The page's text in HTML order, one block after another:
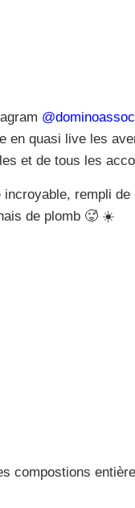
@dominoassoc
en quasi live les
et de tous les
rempli de
de plomb 🥵 ☀️
compostions